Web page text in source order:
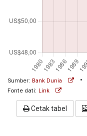
Sumber: Bank Dunia •
Fonte dati: Link
Cetak tabel